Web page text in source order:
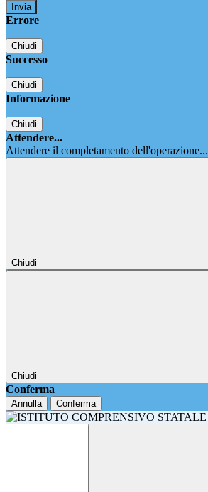
Errore
Chiudi
Successo
Chiudi
Informazione
Chiudi
Attendere...
Attendere il completamento dell'operazione...
Chiudi
Chiudi
Conferma
Annulla Conferma